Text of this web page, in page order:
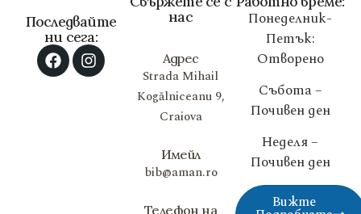
Понеделник-
Петък:
Отворено
Събота –
Почивен ден
Неделя –
Почивен ден
Вижте
нас
Адрес
Strada Mihail
Kogălniceanu 9,
Craiova
Имейл
bib@aman.ro
Телефон на
Последвайте
ни сега: